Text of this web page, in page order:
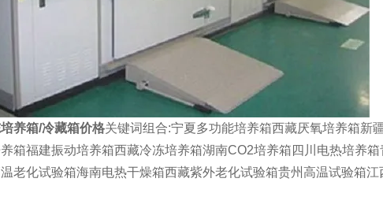
养箱/冷藏箱价格关键词组合:宁夏多功能培养箱西藏厌氧培养箱新
箱福建振动培养箱西藏冷冻培养箱湖南CO2培养箱四川电热培养
老化试验箱海南电热干燥箱西藏紫外老化试验箱贵州高温试验箱